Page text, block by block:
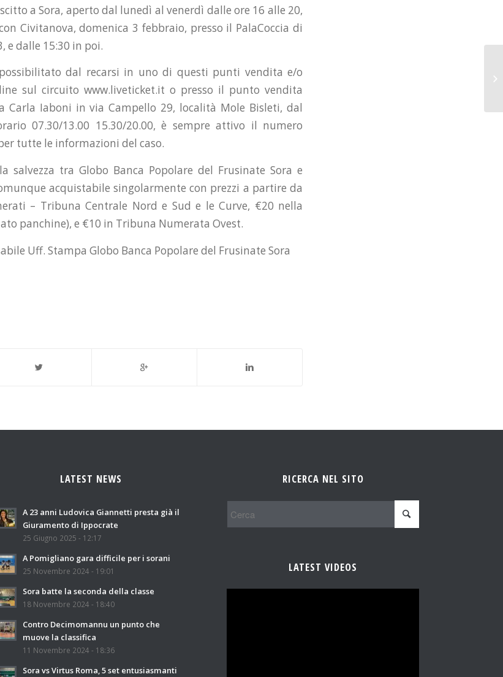
a Sora, aperto dal lunedì al venerdì dalle ore 16 alle 20,
Civitanova, domenica 3 febbraio, presso il PalaCoccia di
e dalle 15:30 in poi.
dal recarsi in uno di questi punti vendita e/o
sul circuito www.liveticket.it o presso il punto vendita
Carla Iaboni in via Campello 29, località Mole Bisleti, dal
07.30/13.00 15.30/20.00, è sempre attivo il numero
tutte le informazioni del caso.
salvezza tra Globo Banca Popolare del Frusinate Sora e
acquistabile singolarmente con prezzi a partire da
– Tribuna Centrale Nord e Sud e le Curve, €20 nella
panchine), e €10 in Tribuna Numerata Ovest.
Uff. Stampa Globo Banca Popolare del Frusinate Sora
LATEST NEWS
A 23 anni Ludovica Giannetti presta già il
Giuramento di Ippocrate
25 Giugno 2025 - 12:17
A Pomigliano gara difficile per i sorani
25 Novembre 2024 - 19:01
Sora batte la seconda della classe
18 Novembre 2024 - 18:40
Contro Decimomannu un punto che
muove la classifica
11 Novembre 2024 - 18:36
Sora vs Virtus Roma, 5 set entusiasmanti
RICERCA NEL SITO
LATEST VIDEOS